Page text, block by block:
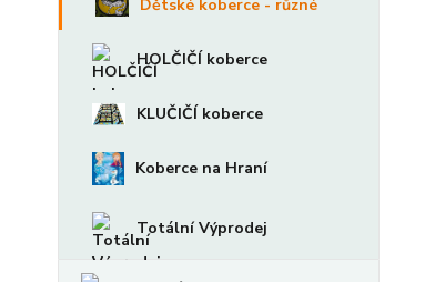
Dětské koberce - různé
HOLČIČÍ koberce
KLUČIČÍ koberce
Koberce na Hraní
Totální Výprodej